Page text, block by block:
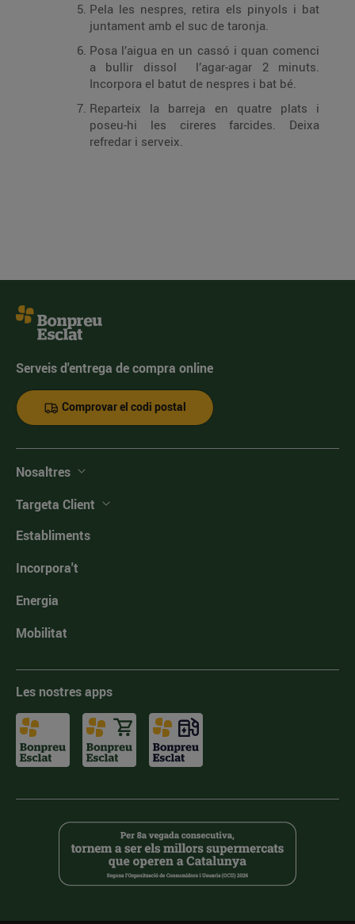
Pela les nespres, retira els pinyols i bat
juntament amb el suc de taronja.
Posa l’aigua en un cassó i quan comenci
a bullir dissol l’agar-agar 2 minuts.
Incorpora el batut de nespres i bat bé.
Reparteix la barreja en quatre plats i
poseu-hi les cireres farcides. Deixa
refredar i serveix.
Serveis d'entrega de compra online
Comprovar el codi postal
Nosaltres
Targeta Client
Establiments
Incorpora't
Energia
Mobilitat
Les nostres apps